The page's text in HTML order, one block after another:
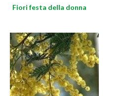
Fiori festa della donna